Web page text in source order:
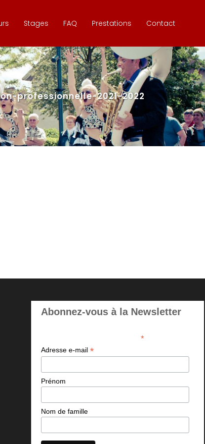
Stages FAQ Prestations Contact
professionnelle-2021-2022
Abonnez-vous à la Newsletter
*indicates required
Adresse e-mail *
Prénom
Nom de famille